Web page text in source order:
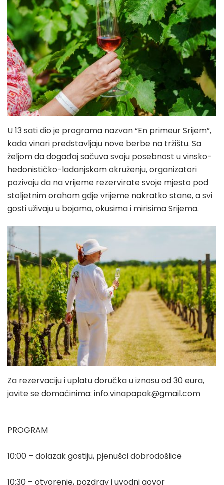
U 13 sati dio je programa nazvan “En primeur Srijem”,
kada vinari predstavljaju nove berbe na tržištu. Sa
željom da događaj sačuva svoju posebnost u vinsko-
hedonističko-ladanjskom okruženju, organizatori
pozivaju da na vrijeme rezervirate svoje mjesto pod
stoljetnim orahom gdje vrijeme nakratko stane, a svi
gosti uživaju u bojama, okusima i mirisima Srijema.
Za rezervaciju i uplatu doručka u iznosu od 30 eura,
javite se domaćinima: info.vinapapak@gmail.com
PROGRAM
10:00 – dolazak gostiju, pjenušci dobrodošlice
10:30 – otvorenje, pozdrav i uvodni govor